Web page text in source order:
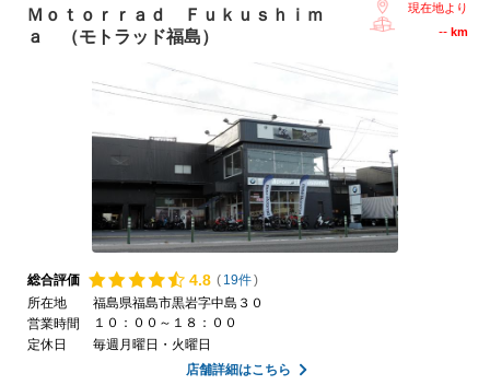
Ｍｏｔｏｒｒａｄ Ｆｕｋｕｓｈｉｍ
ａ （モトラッド福島）
現在地より
-- km
総合評価 4.8 ( 19件)
所在地
福島県福島市黒岩字中島３０
営業時間
１０：００～１８：００
定休日
毎週月曜日・火曜日
店舗詳細はこちら